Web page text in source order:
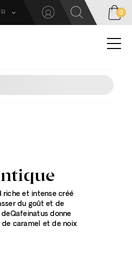
0
riche et intense créé
du goût et de
donne
de caramel et de noix